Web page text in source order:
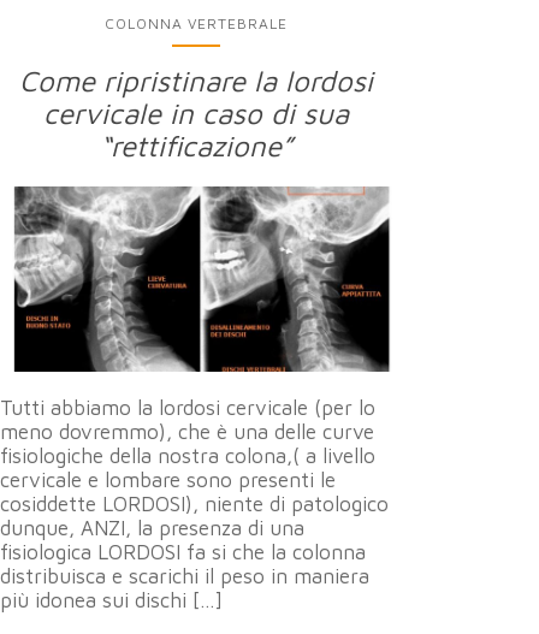
COLONNA VERTEBRALE
Come ripristinare la lordosi
cervicale in caso di sua
“rettificazione”
Tutti abbiamo la lordosi cervicale (per lo
meno dovremmo), che è una delle curve
fisiologiche della nostra colona,( a livello
cervicale e lombare sono presenti le
cosiddette LORDOSI), niente di patologico
dunque, ANZI, la presenza di una
fisiologica LORDOSI fa si che la colonna
distribuisca e scarichi il peso in maniera
più idonea sui dischi […]